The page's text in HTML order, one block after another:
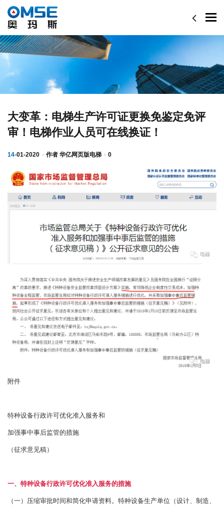
大变革：电梯生产许可证更换免鉴定免评
审！电梯作业人员可在线换证！
14-01-2020 作者 华亿网页版电梯 0
附件
特种设备行政许可优化准入服务和
加强事中事后监管的措施
（征求意见稿）
一、特种设备行政许可优化准入服务的措施
（一）压缩审批时间和简化申请资料。特种设备生产单位（设计、制造、